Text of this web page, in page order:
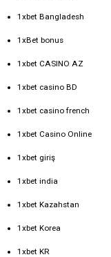
1xbet Bangladesh
1xBet bonus
1xbet CASINO AZ
1xbet casino BD
1xbet casino french
1xbet Casino Online
1xbet giriş
1xbet india
1xbet Kazahstan
1xbet Korea
1xbet KR